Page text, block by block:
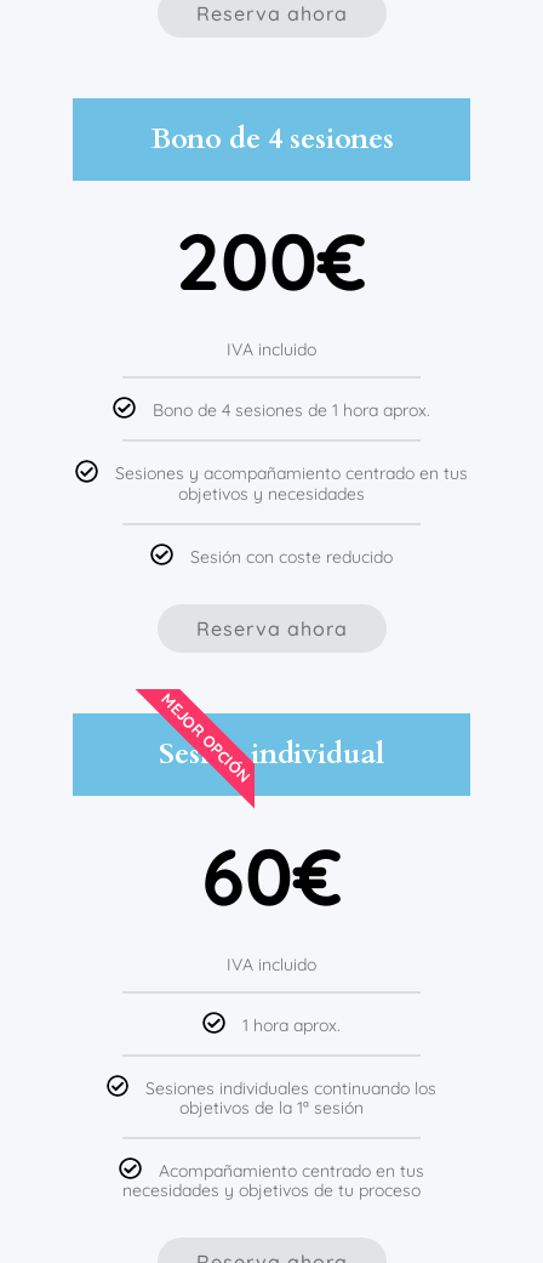
Reserva ahora
Bono de 4 sesiones
200€
IVA incluido
Bono de 4 sesiones de 1 hora aprox.
Sesiones y acompañamiento centrado en tus
objetivos y necesidades
Sesión con coste reducido
Reserva ahora
MEJOR OPCIÓN
Sesión individual
60€
IVA incluido
1 hora aprox.
Sesiones individuales continuando los
objetivos de la 1ª sesión
Acompañamiento centrado en tus
necesidades y objetivos de tu proceso